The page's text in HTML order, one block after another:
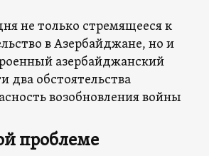
не только стремящееся к
в Азербайджане, но и
азербайджанский
два обстоятельства
возобновления войны
проблеме